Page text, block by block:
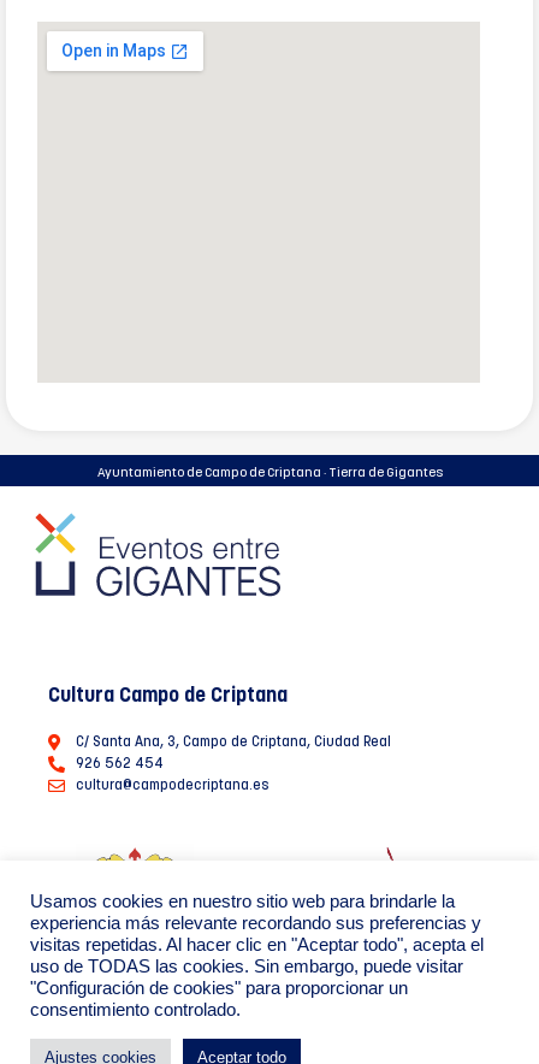
Ayuntamiento de Campo de Criptana · Tierra de Gigantes
Cultura Campo de Criptana
C/ Santa Ana, 3, Campo de Criptana, Ciudad Real
926 562 454
cultura@campodecriptana.es
Ayuntamiento de Campo de Criptana 2022
Política de Privacidad de datos Política de Cookies
Usamos cookies en nuestro sitio web para brindarle la
experiencia más relevante recordando sus preferencias y
visitas repetidas. Al hacer clic en "Aceptar todo", acepta el
uso de TODAS las cookies. Sin embargo, puede visitar
"Configuración de cookies" para proporcionar un
consentimiento controlado.
Ajustes cookies Aceptar todo